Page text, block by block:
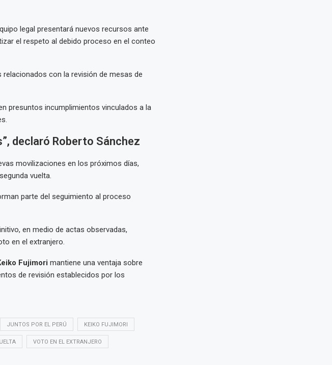
legal presentará nuevos recursos ante
el respeto al debido proceso en el conteo
con la revisión de mesas de
presuntos incumplimientos vinculados a la
declaró Roberto Sánchez
movilizaciones en los próximos días,
vuelta.
parte del seguimiento al proceso
en medio de actas observadas,
en el extranjero.
Fujimori mantiene una ventaja sobre
de revisión establecidos por los
JUNTOS POR EL PERÚ KEIKO FUJIMORI
VOTO EN EL EXTRANJERO